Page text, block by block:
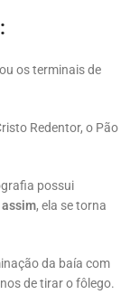
os terminais de
Redentor, o Pão
possui
, ela se torna
da baía com
de tirar o fôlego.